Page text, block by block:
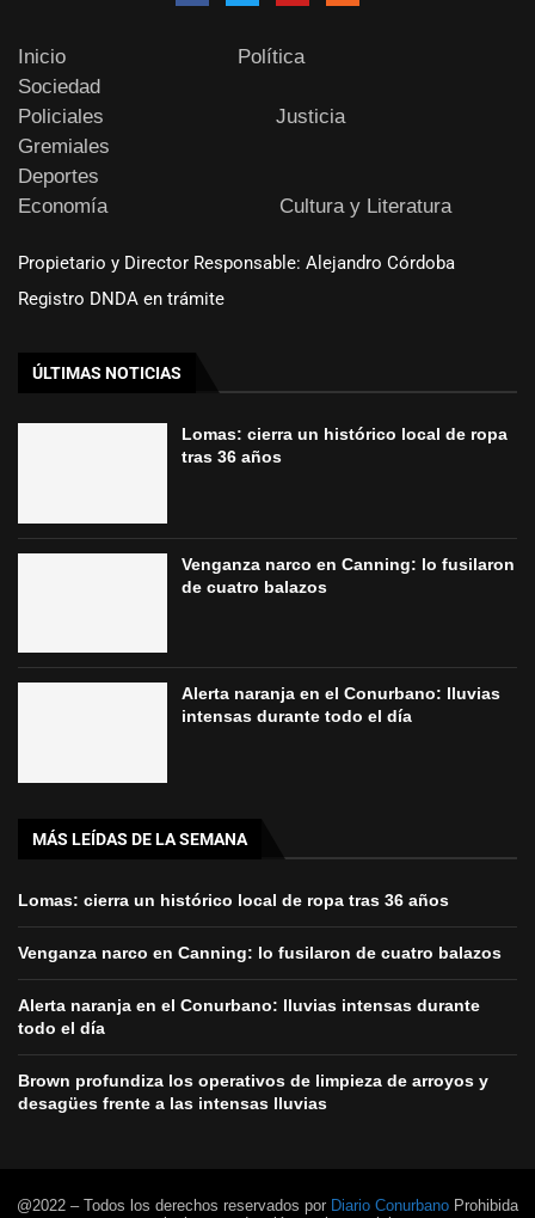
Inicio
Política
Sociedad
Policiales
Justicia
Gremiales
Deportes
Economía
Cultura y Literatura
Propietario y Director Responsable: Alejandro Córdoba
Registro DNDA en trámite
ÚLTIMAS NOTICIAS
Lomas: cierra un histórico local de ropa
tras 36 años
Venganza narco en Canning: lo fusilaron
de cuatro balazos
Alerta naranja en el Conurbano: lluvias
intensas durante todo el día
MÁS LEÍDAS DE LA SEMANA
Lomas: cierra un histórico local de ropa tras 36 años
Venganza narco en Canning: lo fusilaron de cuatro balazos
Alerta naranja en el Conurbano: lluvias intensas durante
todo el día
Brown profundiza los operativos de limpieza de arroyos y
desagües frente a las intensas lluvias
@2022 – Todos los derechos reservados por Diario Conurbano Prohibida